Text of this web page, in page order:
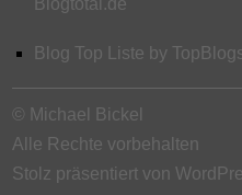
Blog Top Liste by
© Michael Bickel
Alle Rechte vorbehalten
Stolz präsentiert von